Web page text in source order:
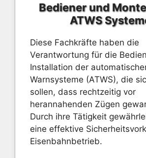
Bediener und
ATWS
Diese Fachkräfte haben die
Verantwortung für die
Installation der
Warnsysteme (ATWS), die
sollen, dass rechtzeitig vor
herannahenden Zügen
Durch ihre Tätigkeit
eine effektive
Eisenbahnbetrieb.